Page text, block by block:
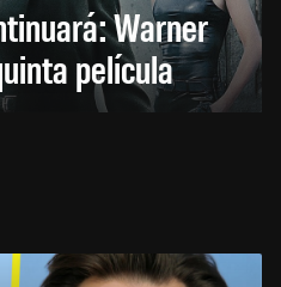
Warner
película